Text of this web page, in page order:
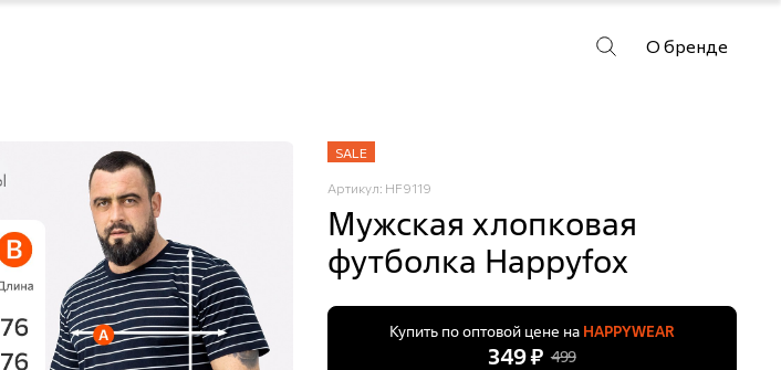
О бренде
SALE
Артикул: HF9119
Мужская хлопковая
футболка Happyfox
Купить по оптовой цене на HAPPYWEAR
349 ₽ 499